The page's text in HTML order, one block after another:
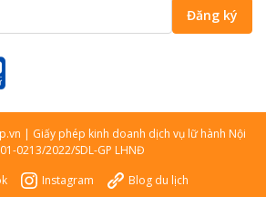
Đăng ký
| Giấy phép kinh doanh dịch vụ lữ hành Nội
0213/2022/SDL-GP LHNĐ
Instagram Blog du lịch